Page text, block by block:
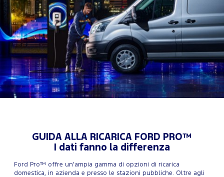
GUIDA ALLA RICARICA FORD PRO™
I dati fanno la differenza
Ford Pro™ offre un'ampia gamma di opzioni di ricarica
domestica, in azienda e presso le stazioni pubbliche. Oltre agli